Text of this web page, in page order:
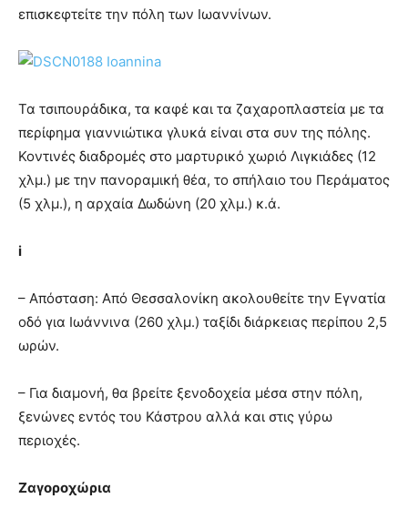
επισκεφτείτε την πόλη των Ιωαννίνων.
Τα τσιπουράδικα, τα καφέ και τα ζαχαροπλαστεία με τα
περίφημα γιαννιώτικα γλυκά είναι στα συν της πόλης.
Κοντινές διαδρομές στο μαρτυρικό χωριό Λιγκιάδες (12
χλμ.) με την πανοραμική θέα, το σπήλαιο του Περάματος
(5 χλμ.), η αρχαία Δωδώνη (20 χλμ.) κ.ά.
i
– Απόσταση: Από Θεσσαλονίκη ακολουθείτε την Εγνατία
οδό για Ιωάννινα (260 χλμ.) ταξίδι διάρκειας περίπου 2,5
ωρών.
– Για διαμονή, θα βρείτε ξενοδοχεία μέσα στην πόλη,
ξενώνες εντός του Κάστρου αλλά και στις γύρω
περιοχές.
Ζαγοροχώρια